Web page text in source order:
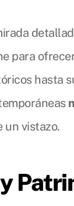
para
hasta
un vistazo.